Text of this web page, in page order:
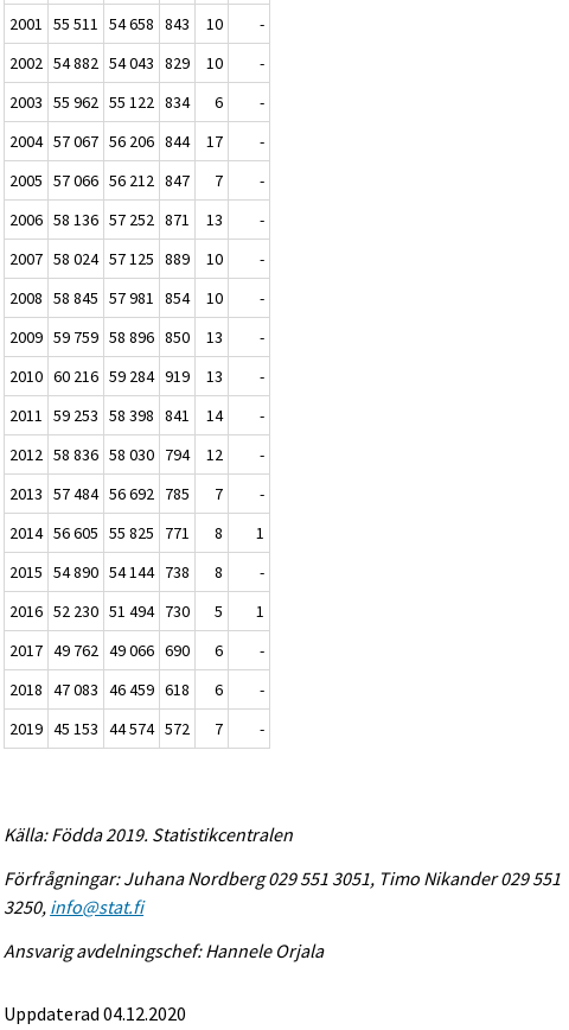
2001 55 511 54 658 843 10
-
2002 54 882 54 043 829 10
-
2003 55 962 55 122 834 6
-
2004 57 067 56 206 844 17
-
2005 57 066 56 212 847 7
-
2006 58 136 57 252 871 13
-
2007 58 024 57 125 889 10
-
2008 58 845 57 981 854 10
-
2009 59 759 58 896 850 13
-
2010 60 216 59 284 919 13
-
2011 59 253 58 398 841 14
-
2012 58 836 58 030 794 12
-
2013 57 484 56 692 785 7
-
2014 56 605 55 825 771 8
1
2015 54 890 54 144 738 8
-
2016 52 230 51 494 730 5
1
2017 49 762 49 066 690 6
-
2018 47 083 46 459 618 6
-
2019 45 153 44 574 572 7 -
Källa: Födda 2019. Statistikcentralen
Förfrågningar: Juhana Nordberg 029 551 3051, Timo Nikander 029 551
3250, info@stat.fi
Ansvarig avdelningschef: Hannele Orjala
Uppdaterad 04.12.2020